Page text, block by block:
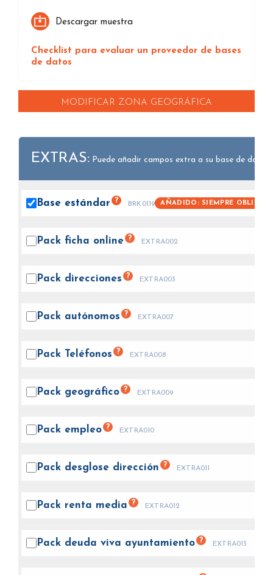
Descargar muestra
Checklist para evaluar un proveedor de bases
de datos
MODIFICAR ZONA GEOGRÁFICA
EXTRAS: Puede añadir campos extra a su base de datos.
Base estándar ? BRK0119 AÑADIDO: SIEMPRE
Pack ficha online ? EXTRA002
Pack direcciones ? EXTRA003
Pack autónomos ? EXTRA007
Pack Teléfonos ? EXTRA008
Pack geográfico ? EXTRA009
Pack empleo ? EXTRA010
Pack desglose dirección ? EXTRA011
Pack renta media ? EXTRA012
Pack deuda viva ayuntamiento ? EXTRA013